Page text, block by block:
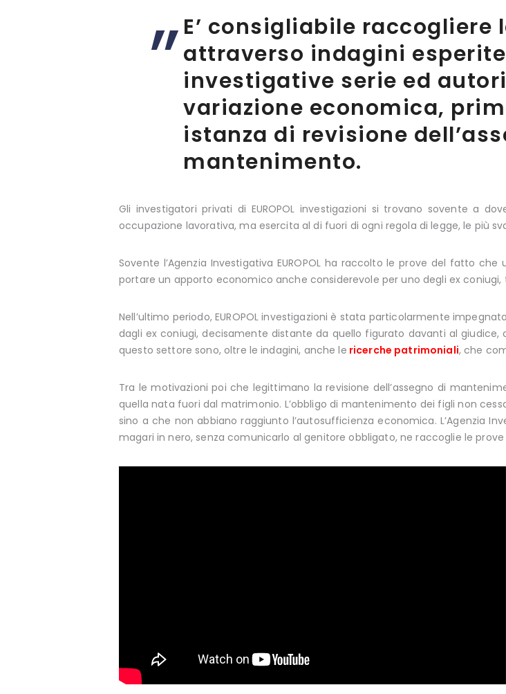
E’ consigliabile raccogliere
attraverso indagini
investigative serie ed
variazione economica,
istanza di revisione
mantenimento.
Gli investigatori privati di EUROPOL investigazioni si trovano sovente a
occupazione lavorativa, ma esercita al di fuori di ogni regola di legge, le più
Sovente l’Agenzia Investigativa EUROPOL ha raccolto le prove del fatto
portare un apporto economico anche considerevole per uno degli ex coniugi,
Nell’ultimo periodo, EUROPOL investigazioni è stata particolarmente
dagli ex coniugi, decisamente distante da quello figurato davanti al giudice,
questo settore sono, oltre le indagini, anche le ricerche patrimoniali, che
Tra le motivazioni poi che legittimano la revisione dell’assegno di
quella nata fuori dal matrimonio. L’obbligo di mantenimento dei figli non
sino a che non abbiano raggiunto l’autosufficienza economica. L’Agenzia
magari in nero, senza comunicarlo al genitore obbligato, ne raccoglie le